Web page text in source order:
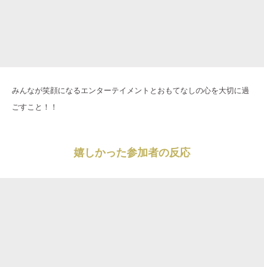
みんなが笑顔になるエンターテイメントとおもてなしの心を大切に過
ごすこと！！
嬉しかった参加者の反応